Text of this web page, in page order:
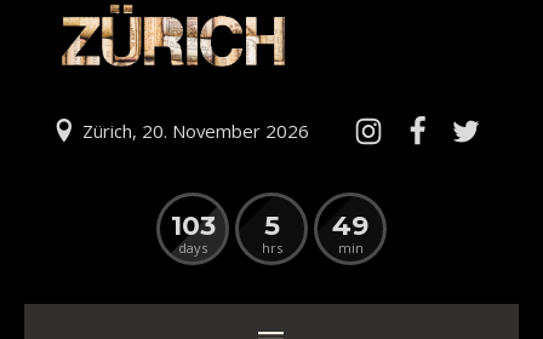
Zürich, 20. November 2026
103
days
5
hrs
49
min